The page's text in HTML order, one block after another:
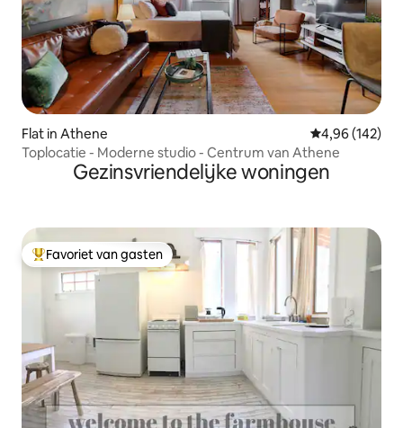
Flat in Athene Gemiddelde
4,96 (142)
Toplocatie - Moderne studio - Centrum van Athene
Gezinsvriendelijke woningen
Topfavoriet van gasten
Favoriet van gasten